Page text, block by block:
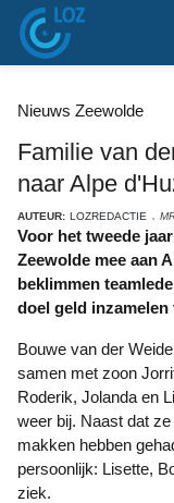
Nieuws Zeewolde
Familie van
naar Alpe
AUTEUR: LOZREDACTIE
Voor het tweede jaar op rij doet familie van der Weide uit
Zeewolde mee aan
beklimmen
doel geld
Bouwe van der Weide fietst dit jaar wederom mee. Dit keer ook
samen met zoon
Roderik, Jolanda en
weer bij. Naast dat
makken hebben
persoonlijk: Lisette,
ziek.